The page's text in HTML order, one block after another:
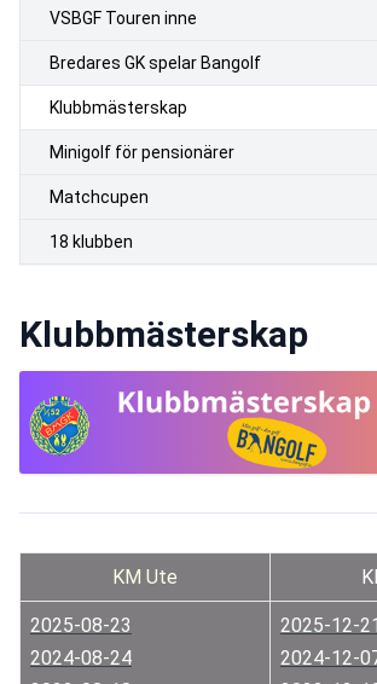
VSBGF Touren inne
Bredares GK spelar Bangolf
Klubbmästerskap
Minigolf för pensionärer
Matchcupen
18 klubben
Klubbmästerskap
KM Ute
2025-08-23
2024-08-24
2025-12-21
2024-12-